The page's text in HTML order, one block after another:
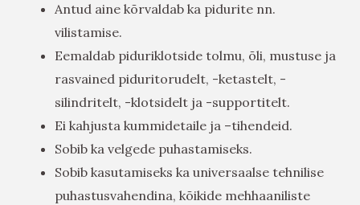
Antud aine kõrvaldab ka pidurite nn.
vilistamise.
Eemaldab piduriklotside tolmu, õli, mustuse ja
rasvained piduritorudelt, -ketastelt, -
silindritelt, -klotsidelt ja -supportitelt.
Ei kahjusta kummidetaile ja –tihendeid.
Sobib ka velgede puhastamiseks.
Sobib kasutamiseks ka universaalse tehnilise
puhastusvahendina, kõikide mehhaaniliste